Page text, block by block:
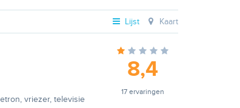
Lijst Kaart
vriezer, televisie
8,4
17 ervaringen